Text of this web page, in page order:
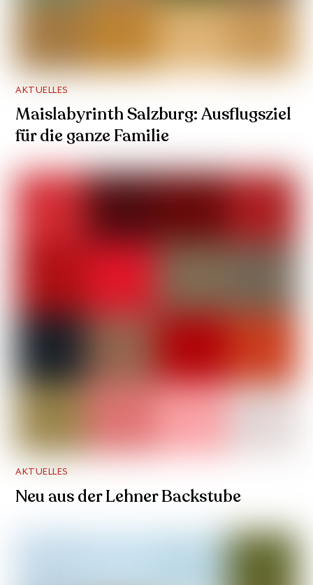
AKTUELLES
Maislabyrinth Salzburg: Ausflugsziel
für die ganze Familie
AKTUELLES
Neu aus der Lehner Backstube